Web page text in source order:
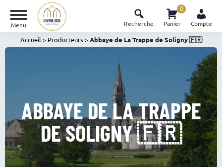
Menu Recherche Panier
0
Compte
Accueil > Producteurs>Abbaye de La Trappe de Soligny 🇫🇷
ABBAYE DE LA TRAPPE
DE SOLIGNY 🇫🇷